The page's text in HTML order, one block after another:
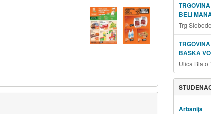
BELI
Trg
BAŠKA
Ulica Blato
Arbanija